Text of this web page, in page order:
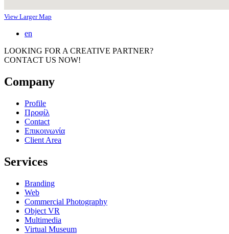
View Larger Map
en
LOOKING FOR A CREATIVE PARTNER?
CONTACT US NOW!
Company
Profile
Προφίλ
Contact
Επικοινωνία
Client Area
Services
Branding
Web
Commercial Photography
Object VR
Multimedia
Virtual Museum